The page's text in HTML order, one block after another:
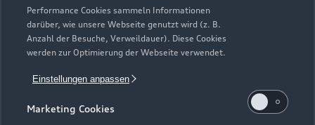
Performance Cookies sammeln Informationen
darüber, wie unsere Webseite genutzt wird (z. B.
Anzahl der Besuche, Verweildauer). Diese Cookies
werden zur Optimierung der Webseite verwendet.
Einstellungen anpassen
Marketing Cookies
Elektromodelle
Plug-in-Hybride
Neuwagensuche
Gebrauchtwagensuche
Service & Zubehör
Saisonale Angebote
Audi Services
Garantie
Support
Über Audi